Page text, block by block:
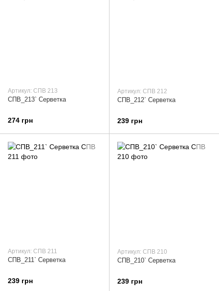
Артикул: СПВ 213
СПВ_213` Серветка
274 грн
Артикул: СПВ 212
СПВ_212` Серветка
239 грн
Артикул: СПВ 211
СПВ_211` Серветка
239 грн
Артикул: СПВ 210
СПВ_210` Серветка
239 грн